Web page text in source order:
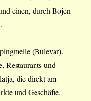
einen, durch Bojen
(Bulevar).
Restaurants und
die direkt am
und Geschäfte.